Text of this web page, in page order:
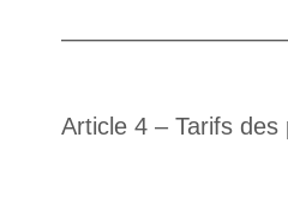
Article 4 – Tarifs des